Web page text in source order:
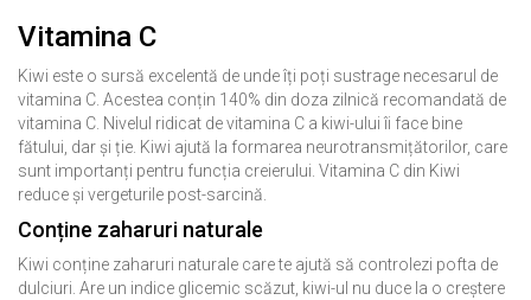
Vitamina C
Kiwi este o sursă excelentă de unde îți poți sustrage necesarul de
vitamina C. Acestea conțin 140% din doza zilnică recomandată de
vitamina C. Nivelul ridicat de vitamina C a kiwi-ului îi face bine
fătului, dar și ție. Kiwi ajută la formarea neurotransmițătorilor, care
sunt importanți pentru funcția creierului. Vitamina C din Kiwi
reduce și vergeturile post-sarcină.
Conține zaharuri naturale
Kiwi conține zaharuri naturale care te ajută să controlezi pofta de
dulciuri. Are un indice glicemic scăzut, kiwi-ul nu duce la o creștere